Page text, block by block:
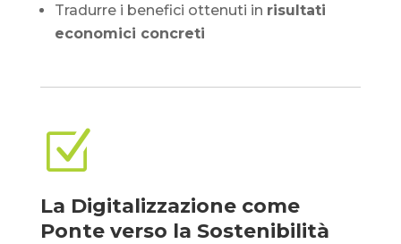
Tradurre i benefici ottenuti in risultati
economici concreti
Z
La Digitalizzazione come
Ponte verso la Sostenibilità